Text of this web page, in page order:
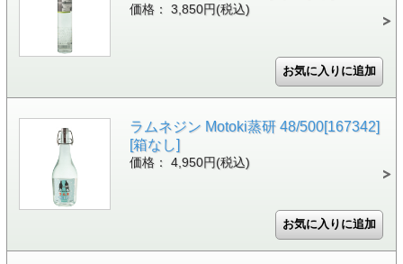
価格： 3,850円(税込)
ラムネジン Motoki蒸研 48/500[167342]
[箱なし]
価格： 4,950円(税込)